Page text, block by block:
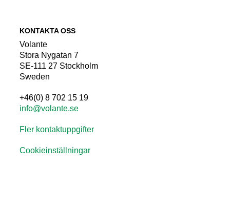
KONTAKTA OSS
Volante
Stora Nygatan 7
SE-111 27 Stockholm
Sweden
+46(0) 8 702 15 19
info@volante.se
Fler kontaktuppgifter
Cookieinställningar